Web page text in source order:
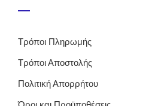
Τρόποι Πληρωμής
Τρόποι Αποστολής
Πολιτική Απορρήτου